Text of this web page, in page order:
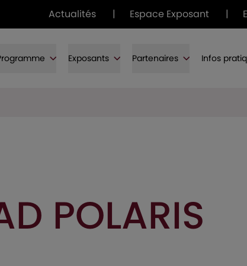
Actualités | Espace Exposant |
Exposants Partenaires Infos
POLARIS